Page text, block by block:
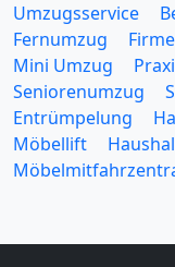
Umzugsservice
Fernumzug
Mini Umzug
Seniorenumzug
Entrümpelung
Möbellift